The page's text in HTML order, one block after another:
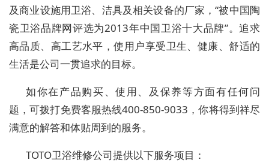
及商业设施用卫浴、洁具及相关设备的厂家，“被中国陶
瓷卫浴品牌网评选为2013年中国卫浴十大品牌”。追求
高品质、高工艺水平，使用户享受卫生、健康、舒适的
生活是公司一贯追求的目标。
如你在产品购买、使用、及保养等方面有任何问
题，可拨打免费客服热线400-850-9033，你将得到祥尽
满意的解答和体贴周到的服务。
TOTO卫浴维修公司提供以下服务项目：